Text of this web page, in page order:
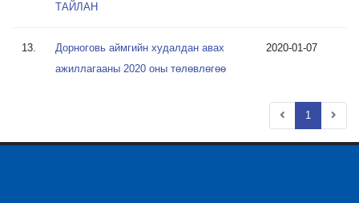
ТАЙЛАН
13.
Дорноговь аймгийн худалдан авах
ажиллагааны 2020 оны төлөвлөгөө
2020-01-07
1